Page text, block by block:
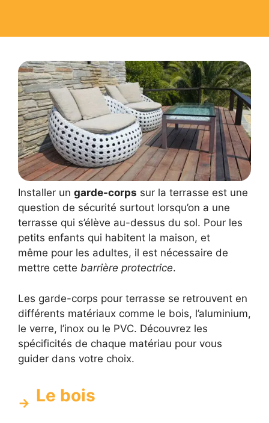
Installer un garde-corps sur la terrasse est une
question de sécurité surtout lorsqu’on a une
terrasse qui s’élève au-dessus du sol. Pour les
petits enfants qui habitent la maison, et
même pour les adultes, il est nécessaire de
mettre cette barrière protectrice.
Les garde-corps pour terrasse se retrouvent en
différents matériaux comme le bois, l’aluminium,
le verre, l’inox ou le PVC. Découvrez les
spécificités de chaque matériau pour vous
guider dans votre choix.
Le bois